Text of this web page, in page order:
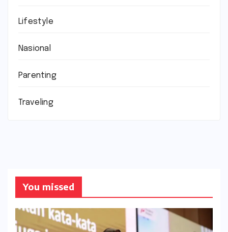
Lifestyle
Nasional
Parenting
Traveling
You missed